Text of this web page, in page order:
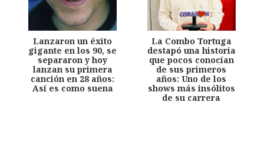
Lanzaron un éxito
gigante en los 90, se
separaron y hoy
lanzan su primera
canción en 28 años:
Así es como suena
La Combo Tortuga
destapó una historia
que pocos conocían
de sus primeros
años: Uno de los
shows más insólitos
de su carrera